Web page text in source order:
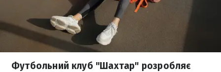
Футбольний клуб "Шахтар" розробляє